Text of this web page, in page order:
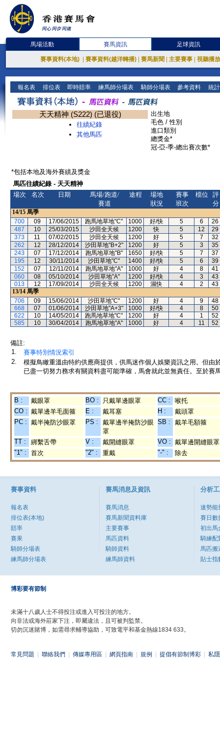
馬場活動 賽馬資訊 足球資訊
賽事資料(本地) 賽事資料(越洋轉播) 賽馬新聞 主要賽事 視聽播
報名表 排位表 即時賠率 練馬師分場表 騎師分場表 參考資料 統
天天精神 (S222) (已退役)
往績紀錄
其他馬匹
出生地
毛色 / 性別
進口類別
總獎金*
冠-亞-季-總出賽次數*
*包括本地及海外賽績及獎金
馬匹往績紀錄 - 天天精神
場次
名次 日期
馬場/跑道/
賽道
途程
場地
狀況
賽事
班次
檔位
評
分
14/15 馬季
700
09 17/06/2015 跑馬地草地"C" 1000 好/快 5 6
26
487
10 25/03/2015 沙田全天候 1200 快 5 12
29
373
11 07/02/2015 沙田全天候 1200 好 5 7
32
262
12 28/12/2014 沙田草地"B+2" 1200 好 5 3
35
243
07 17/12/2014 跑馬地草地"B" 1650 好/快 5 7
37
195
12 30/11/2014 沙田草地"C" 1400 好/快 5 6
39
152
07 12/11/2014 跑馬地草地"A" 1000 好 4 8
41
060
08 05/10/2014 沙田草地"A" 1200 好/快 4 3
43
013
12 17/09/2014 沙田全天候 1200 濕快 4 2
43
13/14 馬季
706
09 15/06/2014 沙田草地"C" 1200 好 4 9
48
668
07 01/06/2014 沙田草地"A+3" 1000 好/快 4 8
50
622
10 14/05/2014 跑馬地草地"C" 1200 好 4 1
52
585
10 30/04/2014 跑馬地草地"A" 1000 好 4 11 52
備註:
1.
賽事特別情況索引
2.
模擬鳥瞰重溫由特約供應商提供，供馬迷作個人娛樂資訊之用。但
已盡一切努力務求有關資料盡可能準確，馬會就此並無責任。至於賽
B : 戴眼罩 BO : 只戴單邊眼罩 CC :
喉托
CO : 戴單邊羊毛面箍 E : 戴耳塞 H :
戴頭罩
PC : 戴半掩防沙眼罩 PS :
戴單邊半掩防沙眼
罩
SB : 戴羊毛額箍
TT : 綁繫舌帶 V : 戴開縫眼罩 VO : 戴單邊開縫眼罩
"1" :
首次 "2" : 重戴 "-" : 除去
賽事資料
報名表
排位表(本地)
賠率
賽果
騎師分場表
練馬師分場表
賽馬消息及資訊
賽馬消息
賽馬新聞資料庫
主要賽事
馬匹資料
騎師資料
練馬師資料
分析
速勢能
賽日數
初出馬
騎練配
馬匹搬
貼士指
博彩要有節制
未滿十八歲人士不得投注或進入可投注的地方。
向非法或海外莊家下注，即屬違法，且可被判監禁。
切勿沉迷賭博，如需尋求輔導協助，可致電平和基金熱線1834 633。
常見問題 聯絡我們 傳媒專用區 網頁指南 規例 提倡有節制博彩 私